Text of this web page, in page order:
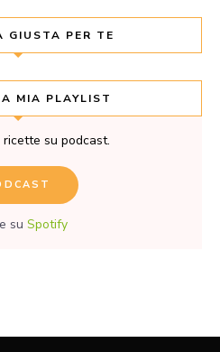
GIUSTA PER TE
MIA PLAYLIST
su podcast.
su Spotify